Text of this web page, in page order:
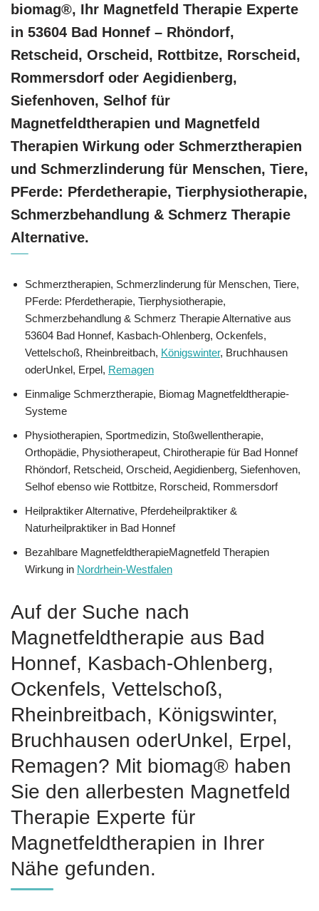
biomag®, Ihr Magnetfeld Therapie Experte
in 53604 Bad Honnef – Rhöndorf,
Retscheid, Orscheid, Rottbitze, Rorscheid,
Rommersdorf oder Aegidienberg,
Siefenhoven, Selhof für
Magnetfeldtherapien und Magnetfeld
Therapien Wirkung oder Schmerztherapien
und Schmerzlinderung für Menschen, Tiere,
PFerde: Pferdetherapie, Tierphysiotherapie,
Schmerzbehandlung & Schmerz Therapie
Alternative.
Schmerztherapien, Schmerzlinderung für Menschen, Tiere,
PFerde: Pferdetherapie, Tierphysiotherapie,
Schmerzbehandlung & Schmerz Therapie Alternative aus
53604 Bad Honnef, Kasbach-Ohlenberg, Ockenfels,
Vettelschoß, Rheinbreitbach, Königswinter, Bruchhausen
oderUnkel, Erpel, Remagen
Einmalige Schmerztherapie, Biomag Magnetfeldtherapie-
Systeme
Physiotherapien, Sportmedizin, Stoßwellentherapie,
Orthopädie, Physiotherapeut, Chirotherapie für Bad Honnef
Rhöndorf, Retscheid, Orscheid, Aegidienberg, Siefenhoven,
Selhof ebenso wie Rottbitze, Rorscheid, Rommersdorf
Heilpraktiker Alternative, Pferdeheilpraktiker &
Naturheilpraktiker in Bad Honnef
Bezahlbare MagnetfeldtherapieMagnetfeld Therapien
Wirkung in Nordrhein-Westfalen
Auf der Suche nach
Magnetfeldtherapie aus Bad
Honnef, Kasbach-Ohlenberg,
Ockenfels, Vettelschoß,
Rheinbreitbach, Königswinter,
Bruchhausen oderUnkel, Erpel,
Remagen? Mit biomag® haben
Sie den allerbesten Magnetfeld
Therapie Experte für
Magnetfeldtherapien in Ihrer
Nähe gefunden.